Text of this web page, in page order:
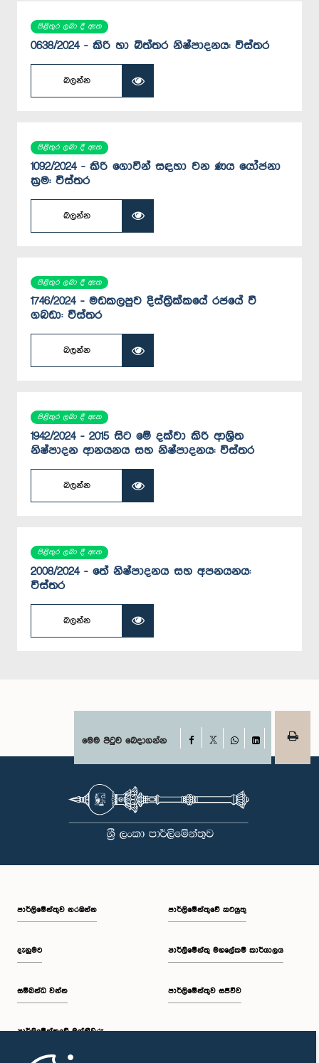
පිළිතුර ලබා දී ඇත
0638/2024 - කිරි හා බිත්තර නිෂ්පාදනය: විස්තර
බලන්න
පිළිතුර ලබා දී ඇත
1092/2024 - කිරි ගොවීන් සඳහා වන ණය යෝජනා
ක්‍රම: විස්තර
බලන්න
පිළිතුර ලබා දී ඇත
1746/2024 - මඩකලපුව දිස්ත්‍රික්කයේ රජයේ වී
ගබඩා: විස්තර
බලන්න
පිළිතුර ලබා දී ඇත
1942/2024 - 2015 සිට මේ දක්වා කිරි ආශ්‍රිත
නිෂ්පාදන ආනයනය සහ නිෂ්පාදනය: විස්තර
බලන්න
පිළිතුර ලබා දී ඇත
2008/2024 - තේ නිෂ්පාදනය සහ අපනයනය:
විස්තර
බලන්න
මෙම පිටුව බෙදාගන්න Facebook
WhatsAppLinkedIn
පාර්ලි‌මේන්තුව නරඹන්න
දැනුමට
සම්බන්ධ වන්න
පාර්ලි‌මේන්තුවේ මන්ත්‍රීවරු
පාර්ලිමේන්තුවේ කටයුතු
පාර්ලිමේන්තු මහලේකම් කාර්යාලය
පාර්ලිමේන්තුව සජීවීව